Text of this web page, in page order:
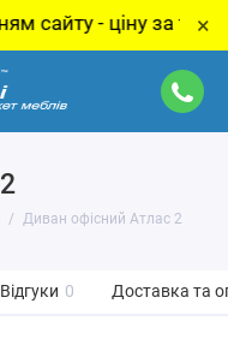
- ціну за товар ×
Диван офісний Атлас 2
Відгуки 0 Доставка та